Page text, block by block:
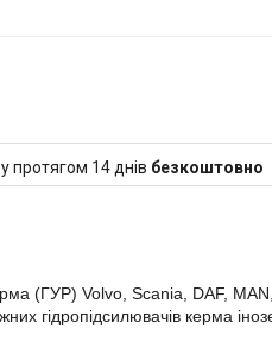
протягом 14 днів безкоштовно
(ГУР) Volvo, Scania, DAF,
гідропідсилювачів керма